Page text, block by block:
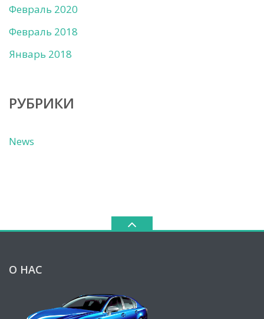
Февраль 2020
Февраль 2018
Январь 2018
РУБРИКИ
News
О НАС